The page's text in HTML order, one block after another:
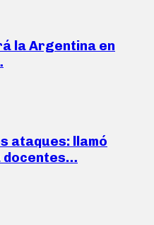
la Argentina en
ataques: llamó
docentes…